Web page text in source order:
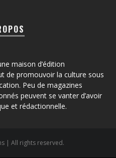
maison d’édition
de promouvoir la culture sous
Peu de magazines
peuvent se vanter d’avoir
et rédactionnelle.
| All rights reserved.